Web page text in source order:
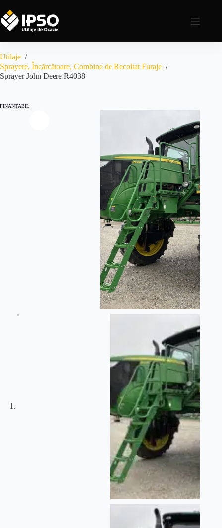
Utilaje /
Sprayere, Încărcătoare, Combine de Recoltat Furaje /
Sprayer John Deere R4038
FINANȚABIL